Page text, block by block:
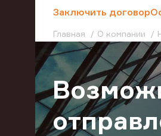
Заключить договор
Главная О компании